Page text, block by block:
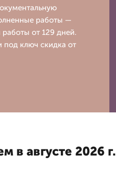
работы —
от 129 дней.
под ключ скидка от
в августе 2026 г.